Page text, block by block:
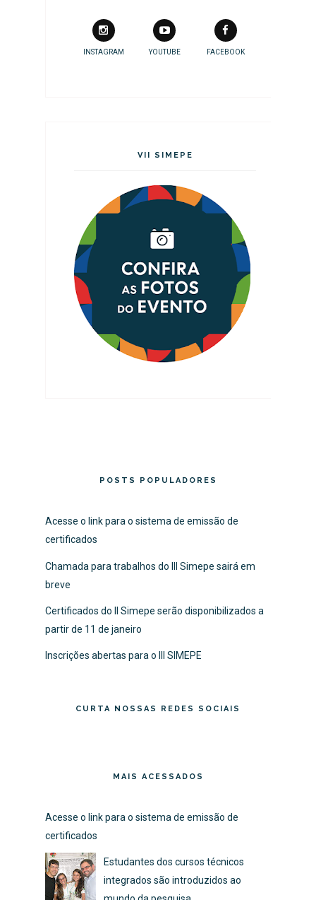
INSTAGRAM YOUTUBE FACEBOOK
VII SIMEPE
POSTS POPULADORES
Acesse o link para o sistema de emissão de
certificados
Chamada para trabalhos do III Simepe sairá em
breve
Certificados do II Simepe serão disponibilizados a
partir de 11 de janeiro
Inscrições abertas para o III SIMEPE
CURTA NOSSAS REDES SOCIAIS
MAIS ACESSADOS
Acesse o link para o sistema de emissão de
certificados
Estudantes dos cursos técnicos
integrados são introduzidos ao